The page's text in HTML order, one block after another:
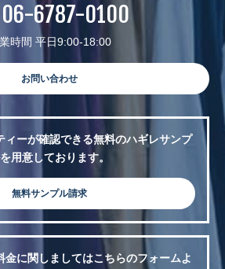
06-6787-0100
時間 平日9:00-18:00
お問い合わせ
ィーが確認できる無料のハギレサンプ
用意しております。
無料サンプル請求
金に関しましてはこちらのフォームよ